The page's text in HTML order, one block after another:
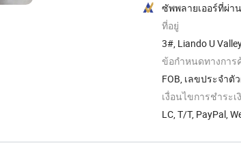
ซัพพลายเออร์ที่ผ่า
ที่อยู่
3#, Liando U
ข้อกำหนดทางการ
FOB, เลขประจำตั
เงื่อนไขการชำระเ
LC, T/T, PayPal,